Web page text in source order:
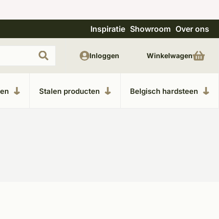
Uitgebreide showroom in Kesteren Unieke
Inspiratie Showroom Over ons
Stalen producten Belgisch hardsteen
Inloggen Winkelwagen